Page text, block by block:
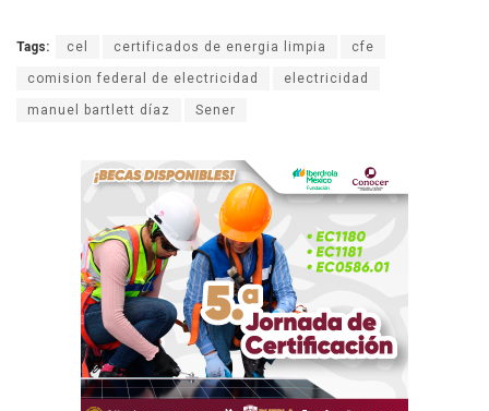
Tags: cel certificados de energia limpia cfe
comision federal de electricidad electricidad
manuel bartlett díaz Sener